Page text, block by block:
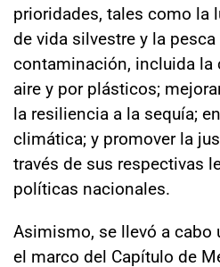
prioridades, tales como la
de vida silvestre y la pesca
contaminación, incluida
aire y por plásticos;
la resiliencia a la sequía;
climática; y promover la
través de sus respectivas
políticas nacionales.
Asimismo, se llevó a cabo
el marco del Capítulo de